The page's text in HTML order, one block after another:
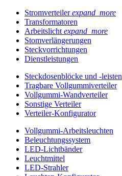
Stromverteilerexpand_more
Transformatoren
Arbeitslicht expand_more
Stomverlängerungen
Steckvorrichtungen
Dienstleistungen
Steckdosenblöcke und -leisten
Tragbare Vollgummiverteiler
Vollgummi-Wandverteiler
Sonstige Verteiler
Verteiler-Konfigurator
Vollgummi-Arbeitsleuchten
Beleuchtungssystem
LED-Lichtbänder
Leuchtmittel
LED-Strahler